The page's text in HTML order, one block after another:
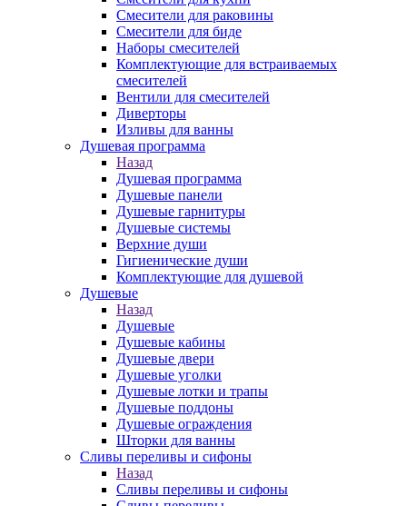
Смесители для раковины
Смесители для биде
Наборы смесителей
Комплектующие для встраиваемых
смесителей
Вентили для смесителей
Диверторы
Изливы для ванны
Душевая программа
Назад
Душевая программа
Душевые панели
Душевые гарнитуры
Душевые системы
Верхние души
Гигиенические души
Комплектующие для душевой
Душевые
Назад
Душевые
Душевые кабины
Душевые двери
Душевые уголки
Душевые лотки и трапы
Душевые поддоны
Душевые ограждения
Шторки для ванны
Сливы переливы и сифоны
Назад
Сливы переливы и сифоны